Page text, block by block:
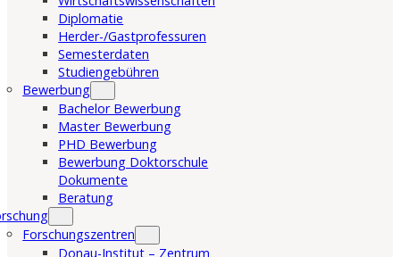
Diplomatie
Herder-/Gastprofessuren
Semesterdaten
Studiengebühren
Bewerbung
Bachelor Bewerbung
Master Bewerbung
PHD Bewerbung
Bewerbung Doktorschule
Dokumente
Beratung
Forschungszentren
Donau-Institut – Zentrum